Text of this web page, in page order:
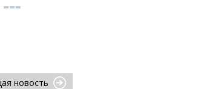
новость